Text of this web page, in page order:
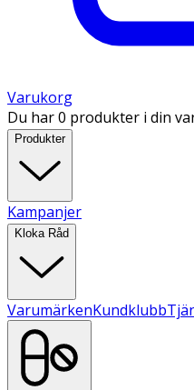
Varukorg
Du har 0 produkter i din
Produkter
Kampanjer
Kloka Råd
VarumärkenKundklubb